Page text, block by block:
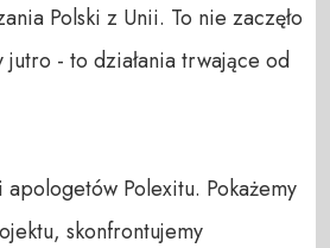
Polski z Unii. To nie zaczęło
jutro - to działania trwające od
Polexitu. Pokażemy
skonfrontujemy